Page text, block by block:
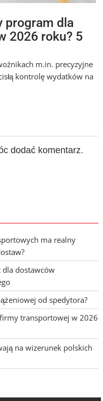
program dla
2026 roku? 5
m.in. precyzyjne
kontrolę wydatków na
dodać komentarz.
ma realny
dla dostawców
od spedytora?
transportowej w 2026
na wizerunek polskich